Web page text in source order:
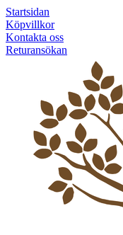
Startsidan
Köpvillkor
Kontakta oss
Returansökan